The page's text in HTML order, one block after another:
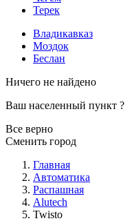
Терек
Владикавказ
Моздок
Беслан
Ничего не найдено
Ваш населенный пункт ?
Все верно
Сменить город
Главная
Автоматика
Распашная
Alutech
Twisto